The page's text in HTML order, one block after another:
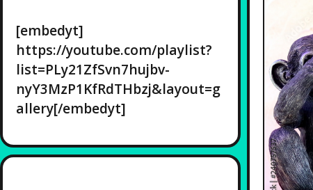
[embedyt]
https://youtube.com/playlist?
list=PLy21ZfSvn7hujbv-
nyY3MzP1KfRdTHbzj&layout=g
allery[/embedyt]